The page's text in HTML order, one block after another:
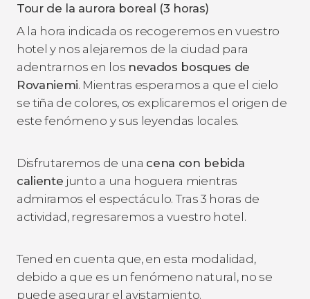
Tour de la aurora boreal (3 horas)
A la hora indicada os recogeremos en vuestro
hotel y nos alejaremos de la ciudad para
adentrarnos en los nevados bosques de
Rovaniemi. Mientras esperamos a que el cielo
se tiña de colores, os explicaremos el origen de
este fenómeno y sus leyendas locales.
Disfrutaremos de una cena con bebida
caliente junto a una hoguera mientras
admiramos el espectáculo. Tras 3 horas de
actividad, regresaremos a vuestro hotel.
Tened en cuenta que, en esta modalidad,
debido a que es un fenómeno natural, no se
puede asegurar el avistamiento.